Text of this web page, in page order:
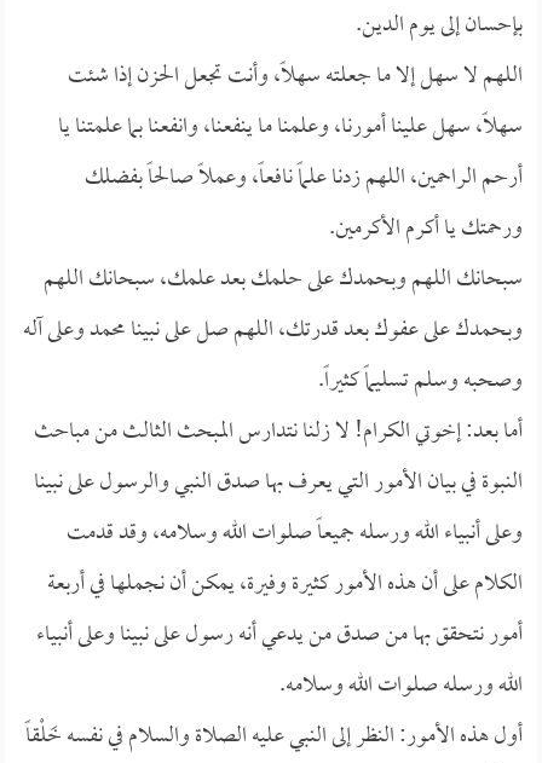
بإحسان إلى يوم الدين.
اللهم لا سهل إلا ما جعلته سهلاً، وأنت تجعل الحزن إذا شئت
سهلاً، سهل علينا أمورنا، وعلمنا ما ينفعنا، وانفعنا بما علمتنا يا
أرحم الراحمين، اللهم زدنا علماً نافعاً، وعملاً صالحاً بفضلك
ورحمتك يا أكرم الأكرمين.
سبحانك اللهم وبحمدك على حلمك بعد علمك، سبحانك اللهم
وبحمدك على عفوك بعد قدرتك، اللهم صل على نبينا محمد وعلى آله
وصحبه وسلم تسليماً كثيراً.
أما بعد: إخوتي الكرام! لا زلنا نتدارس المبحث الثالث من مباحث
النبوة في بيان الأمور التي يعرف بها صدق النبي والرسول على نبينا
وعلى أنبياء الله ورسله جميعاً صلوات الله وسلامه، وقد قدمت
الكلام على أن هذه الأمور كثيرة وفيرة، يمكن أن نجملها في أربعة
أمور نتحقق بها من صدق من يدعي أنه رسول على نبينا وعلى أنبياء
الله ورسله صلوات الله وسلامه.
أول هذه الأمور: النظر إلى النبي عليه الصلاة والسلام في نفسه خَلْقاً